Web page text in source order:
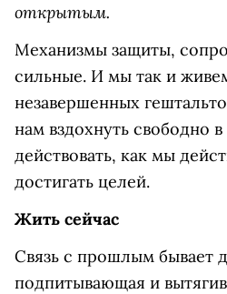
открытым.
Механизмы защиты,
сильные. И мы так и
незавершенных
нам вздохнуть свободно
действовать, как мы
достигать целей.
Жить сейчас
Связь с прошлым бывает
подпитывающая и